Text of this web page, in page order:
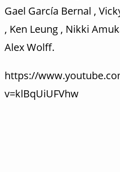
Gael García Bernal ,
, Ken Leung , Nikki
Alex Wolff.
https://
v=klBqUiUFVhw